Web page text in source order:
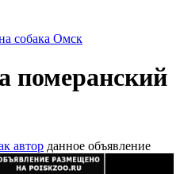
собака Омск
померанский
автор данное объявление